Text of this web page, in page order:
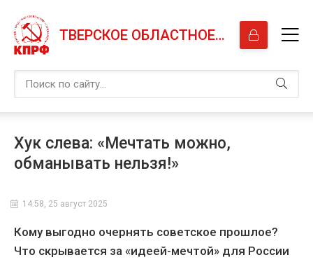
ТВЕРСКОЕ ОБЛАСТНОЕ ОТДЕЛЕНИЕ КПРФ
Хук слева: «Мечтать можно,
обманывать нельзя!»
14:58, 25 август 2025
Кому выгодно очернять советское прошлое?
Что скрывается за «идеей-мечтой» для России